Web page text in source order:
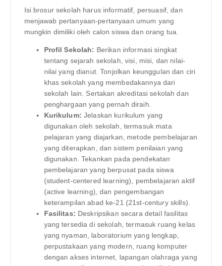
Isi brosur sekolah harus informatif, persuasif, dan
menjawab pertanyaan-pertanyaan umum yang
mungkin dimiliki oleh calon siswa dan orang tua.
Profil Sekolah: Berikan informasi singkat
tentang sejarah sekolah, visi, misi, dan nilai-
nilai yang dianut. Tonjolkan keunggulan dan ciri
khas sekolah yang membedakannya dari
sekolah lain. Sertakan akreditasi sekolah dan
penghargaan yang pernah diraih.
Kurikulum: Jelaskan kurikulum yang
digunakan oleh sekolah, termasuk mata
pelajaran yang diajarkan, metode pembelajaran
yang diterapkan, dan sistem penilaian yang
digunakan. Tekankan pada pendekatan
pembelajaran yang berpusat pada siswa
(student-centered learning), pembelajaran aktif
(active learning), dan pengembangan
keterampilan abad ke-21 (21st-century skills).
Fasilitas: Deskripsikan secara detail fasilitas
yang tersedia di sekolah, termasuk ruang kelas
yang nyaman, laboratorium yang lengkap,
perpustakaan yang modern, ruang komputer
dengan akses internet, lapangan olahraga yang